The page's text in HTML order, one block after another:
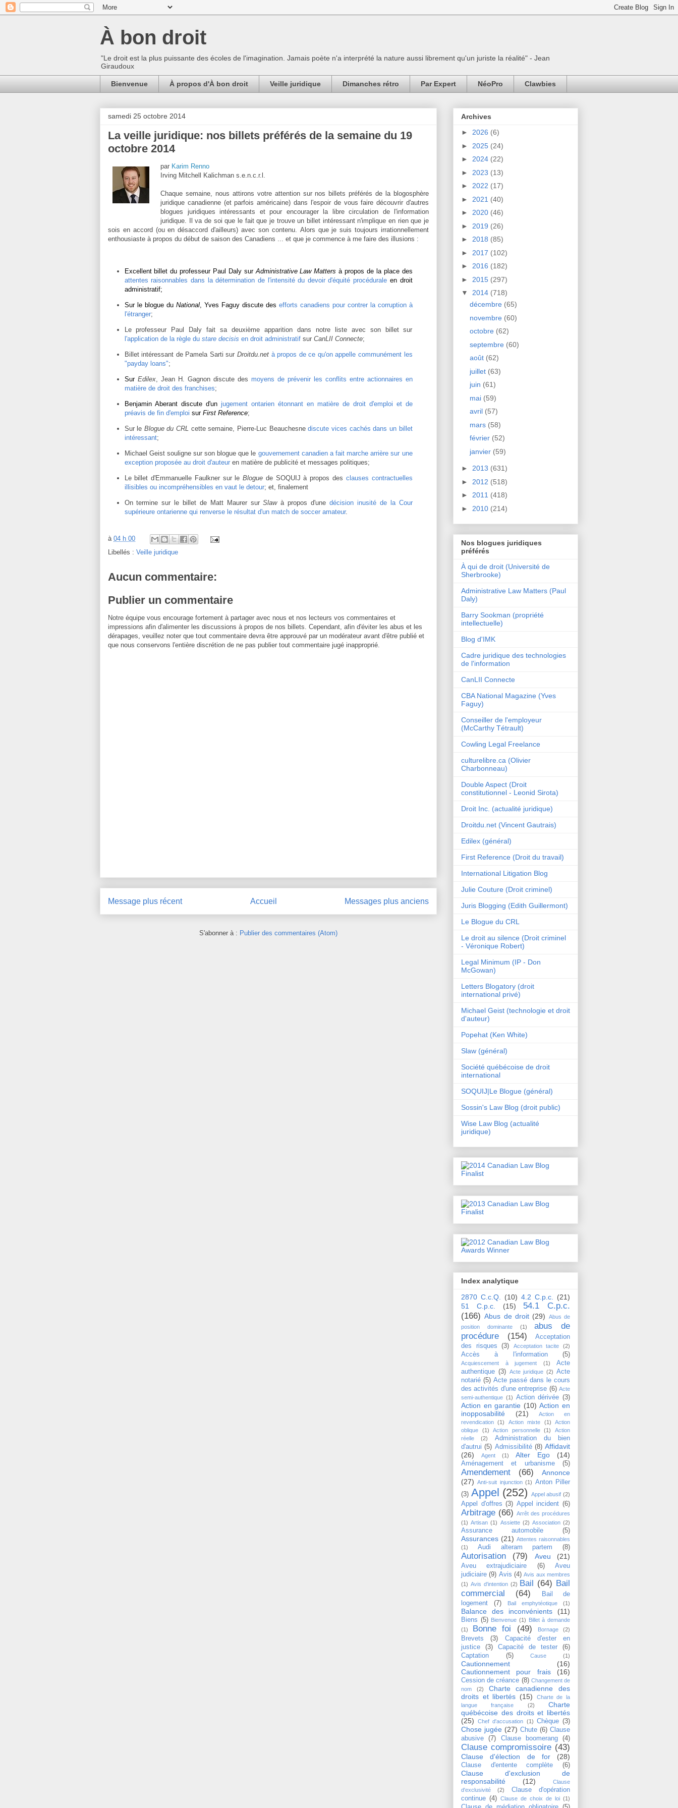
À bon droit
"Le droit est la plus puissante des écoles de l'imagination. Jamais poète n'a interprété la nature aussi librement qu'un juriste la réalité" - Jean
Giraudoux
Bienvenue À propos d'À bon droit Veille juridique Dimanches rétro Par Expert NéoPro Clawbies
samedi 25 octobre 2014
La veille juridique: nos billets préférés de la semaine du 19
octobre 2014
par Karim Renno
Irving Mitchell Kalichman s.e.n.c.r.l.
Chaque semaine, nous attirons votre attention sur nos billets préférés de la blogosphère
juridique canadienne (et parfois américaine) dans l'espoir de vous faire découvrir d'autres
blogues juridiques intéressants et pour encourager la libre circulation de l'information
juridique. Il va de soi que le fait que je trouve un billet intéressant n'implique en rien que je
sois en accord (ou en désaccord d'ailleurs) avec son contenu. Alors que je suis toujours irrationnellement
enthousiaste à propos du début de saison des Canadiens ... et que je commence à me faire des illusions :
Excellent billet du professeur Paul Daly sur Administrative Law Matters à propos de la place des
attentes raisonnables dans la détermination de l'intensité du devoir d'équité procédurale en droit
administratif;
Sur le blogue du National, Yves Faguy discute des efforts canadiens pour contrer la corruption à
l'étranger;
Le professeur Paul Daly fait sa deuxième apparition dans notre liste avec son billet sur
l'application de la règle du stare decisis en droit administratifsur CanLII Connecte;
Billet intéressant de Pamela Sarti sur Droitdu.netà propos de ce qu'on appelle communément les
"payday loans";
Sur Edilex, Jean H. Gagnon discute des moyens de prévenir les conflits entre actionnaires en
matière de droit des franchises;
Benjamin Aberant discute d'un jugement ontarien étonnant en matière de droit d'emploi et de
préavis de fin d'emploi sur First Reference;
Sur le Blogue du CRL cette semaine, Pierre-Luc Beauchesnediscute vices cachés dans un billet
intéressant;
Michael Geist souligne sur son blogue que le gouvernement canadien a fait marche arrière sur une
exception proposée au droit d'auteuren matière de publicité et messages politiques;
Le billet d'Emmanuelle Faulkner sur leBlogue de SOQUIJ à propos des clauses contractuelles
illisibles ou incompréhensibles en vaut le detour; et, finalement
On termine sur le billet de Matt Maurer surSlawà propos d'une décision inusité de la Cour
supérieure ontarienne qui renverse le résultat d'un match de soccer amateur.
à 04 h 00
Libellés : Veille juridique
Aucun commentaire:
Publier un commentaire
Notre équipe vous encourage fortement à partager avec nous et nos lecteurs vos commentaires et
impressions afin d'alimenter les discussions à propos de nos billets. Cependant, afin d'éviter les abus et les
dérapages, veuillez noter que tout commentaire devra être approuvé par un modérateur avant d'être publié et
que nous conservons l'entière discrétion de ne pas publier tout commentaire jugé inapproprié.
Message plus récent Messages plus anciens
Accueil
S'abonner à : Publier des commentaires (Atom)
Archives
► 2026 (6)
► 2025 (24)
► 2024 (22)
► 2023 (13)
► 2022 (17)
► 2021 (40)
► 2020 (46)
► 2019 (26)
► 2018 (85)
► 2017 (102)
► 2016 (182)
► 2015 (297)
▼ 2014 (718)
décembre (65)
novembre (60)
octobre (62)
septembre (60)
août (62)
juillet (63)
juin (61)
mai (59)
avril (57)
mars (58)
février (52)
janvier (59)
► 2013 (631)
► 2012 (518)
► 2011 (418)
► 2010 (214)
Nos blogues juridiques
préférés
À qui de droit (Université de
Sherbrooke)
Administrative Law Matters (Paul
Daly)
Barry Sookman (propriété
intellectuelle)
Blog d'IMK
Cadre juridique des technologies
de l'information
CanLII Connecte
CBA National Magazine (Yves
Faguy)
Conseiller de l'employeur
(McCarthy Tétrault)
Cowling Legal Freelance
culturelibre.ca (Olivier
Charbonneau)
Double Aspect (Droit
constitutionnel - Leonid Sirota)
Droit Inc. (actualité juridique)
Droitdu.net (Vincent Gautrais)
Edilex (général)
First Reference (Droit du travail)
International Litigation Blog
Julie Couture (Droit criminel)
Juris Blogging (Edith Guillermont)
Le Blogue du CRL
Le droit au silence (Droit criminel
- Véronique Robert)
Legal Minimum (IP - Don
McGowan)
Letters Blogatory (droit
international privé)
Michael Geist (technologie et droit
d'auteur)
Popehat (Ken White)
Slaw (général)
Société québécoise de droit
international
SOQUIJ|Le Blogue (général)
Sossin's Law Blog (droit public)
Wise Law Blog (actualité
juridique)
Index analytique
2870 C.c.Q. (10) 4.2 C.p.c. (21)
51 C.p.c.
(15)
54.1 C.p.c.
(166) Abus de droit (29)
Abus de
position dominante
(1)
abus de
procédure
(154)
Acceptation
des risques
(3) Acceptation tacite (2)
Accès à l'information (5)
Acquiescement à jugement (1)
Acte
authentique (3) Acte juridique (2) Acte
notarié (5) Acte passé dans le cours
des activités d'une entreprise (6) Acte
semi-authentique (1) Action dérivée (3)
Action en garantie (10) Action en
inopposabilité
(21)
Action en
revendication
(1) Action mixte (1)
Action
oblique
(1) Action personnelle (1)
Action
réelle
(2)
Administration du bien
d'autrui (5) Admissibilité (8) Affidavit
(26)
Agent (1) Alter Ego (14)
Aménagement et urbanisme (5)
Amendement (66)
Annonce
(27)
Anti-suit injunction (1) Anton Piller
(3) Appel (252) Appel abusif (2)
Appel d'offres (3) Appel incident (6)
Arbitrage (66) Arrêt des procédures
(1) Artisan (1) Assiette (2) Association (2)
Assurance automobile (5)
Assurances (21) Attentes raisonnables
(1)
Audi alteram partem (8)
Autorisation (79) Aveu (21)
Aveu extrajudiciaire (6)
Aveu
judiciaire (9) Avis (4) Avis aux membres
(1) Avis d'intention (2) Bail (64) Bail
commercial
(64)
Bail de
logement
(7) Bail emphytéotique (1)
Balance des inconvénients (11)
Biens (5) Bienvenue (1)
Billet à demande
(1)
Bonne foi (49) Bornage (2)
Brevets (3)
Capacité d'ester en
justice
(3) Capacité de tester
(6)
Captation
(5) Cause (1)
Cautionnement
(16)
Cautionnement pour frais
(16)
Cession de créance (8) Changement de
nom
(2)
Charte canadienne des
droits et libertés (15)
Charte de la
langue française
(2)
Charte
québécoise des droits et libertés
(25)
Chef d'accusation (1) Chèque (3)
Chose jugée (27) Chute (6) Clause
abusive
(7) Clause boomerang (4)
Clause compromissoire (43)
Clause d'élection de for (28)
Clause d'entente complète (6)
Clause d'exclusion de
responsabilité
(12)
Clause
d'exclusivité
(2)
Clause d'opération
continue (4) Clause de choix de loi (1)